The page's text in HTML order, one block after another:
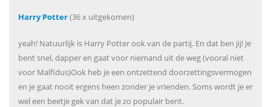
Harry Potter(36 x uitgekomen)
yeah! Natuurlijk is Harry Potter ook van de partij. En dat ben jij! Je
bent snel, dapper en gaat voor niemand uit de weg (vooral niet
voor Malfidus)Ook heb je een ontzettend doorzettingsvermogen
en je gaat nooit ergens heen zonder je vrienden. Soms wordt je er
wel een beetje gek van dat je zo populair bent.